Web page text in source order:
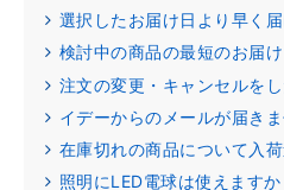
選択したお届け日より早く
検討中の商品の最短のお届
注文の変更・キャンセルを
イデーからのメールが届き
在庫切れの商品について入
照明にLED電球は使えますか